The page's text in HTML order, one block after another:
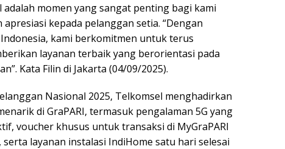
adalah momen yang sangat penting bagi kami
kepada pelanggan setia. “Dengan
kami berkomitmen untuk terus
layanan terbaik yang berorientasi pada
Kata Filin di Jakarta (04/09/2025).
Nasional 2025, Telkomsel menghadirkan
di GraPARI, termasuk pengalaman 5G yang
voucher khusus untuk transaksi di MyGraPARI
serta layanan instalasi IndiHome satu hari selesai